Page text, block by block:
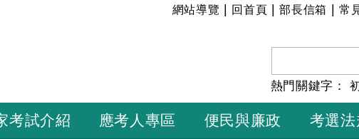
:::
網站導覽 回首頁 |部長信箱 常
熱門關鍵字：
考試介紹 應考人專區 便民與廉政 考選法